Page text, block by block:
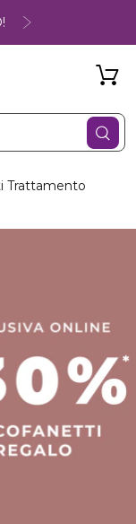
Trattamento